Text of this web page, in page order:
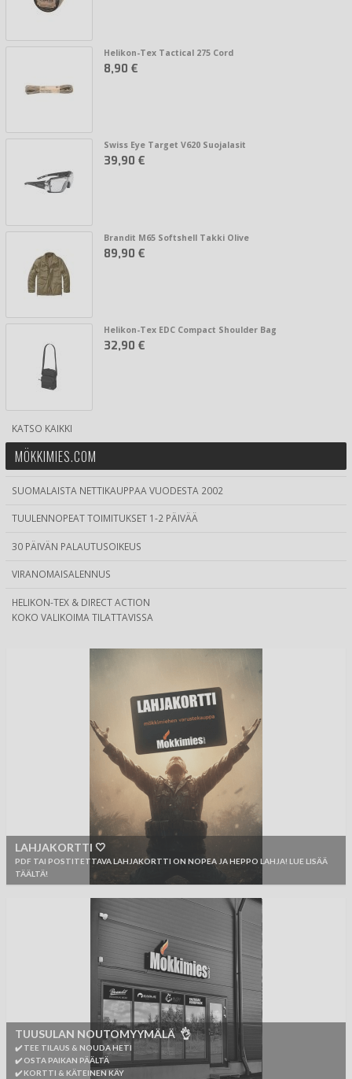
Helikon-Tex Tactical 275 Cord
8,90 €
Swiss Eye Target V620 Suojalasit
39,90 €
Brandit M65 Softshell Takki Olive
89,90 €
Helikon-Tex EDC Compact Shoulder Bag
32,90 €
KATSO KAIKKI
MÖKKIMIES.COM
SUOMALAISTA NETTIKAUPPAA VUODESTA 2002
TUULENNOPEAT TOIMITUKSET 1-2 PÄIVÄÄ
30 PÄIVÄN PALAUTUSOIKEUS
VIRANOMAISALENNUS
HELIKON-TEX & DIRECT ACTION
KOKO VALIKOIMA TILATTAVISSA
LAHJAKORTTI 🤍
PDF TAI POSTITETTAVA LAHJAKORTTI ON NOPEA JA HEPPO LAHJA! LUE LISÄÄ
TÄÄLTÄ!
TUUSULAN NOUTOMYYMÄLÄ 👌
✔️ TEE TILAUS & NOUDA HETI
✔️ OSTA PAIKAN PÄÄLTÄ
✔️ KORTTI & KÄTEINEN KÄY